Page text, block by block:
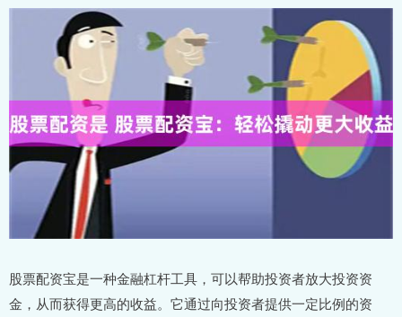
股票配资宝是一种金融杠杆工具，可以帮助投资者放大投资资
金，从而获得更高的收益。它通过向投资者提供一定比例的资